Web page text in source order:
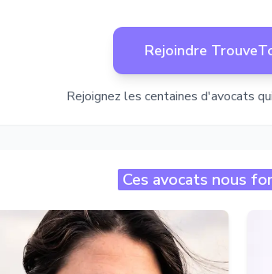
Rejoindre
Rejoignez les centaines d'avocats
Ces avocats nous